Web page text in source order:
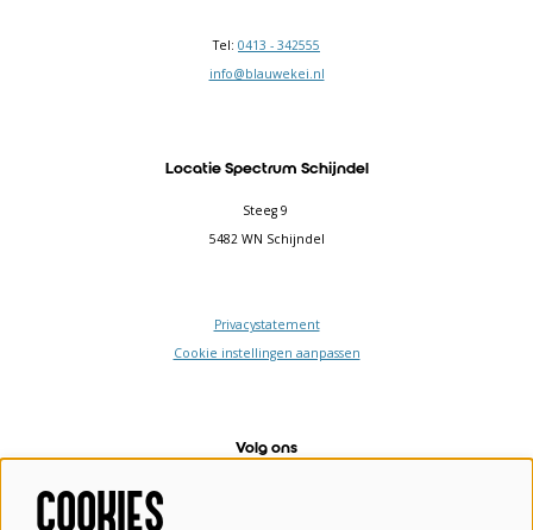
Tel: 0413 - 342555
info@blauwekei.nl
Locatie Spectrum Schijndel
Steeg 9
5482 WN Schijndel
Privacystatement
Cookie instellingen aanpassen
Volg ons
COOKIES